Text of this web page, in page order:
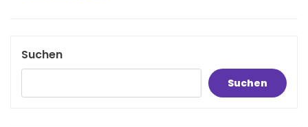
Suchen
Suchen